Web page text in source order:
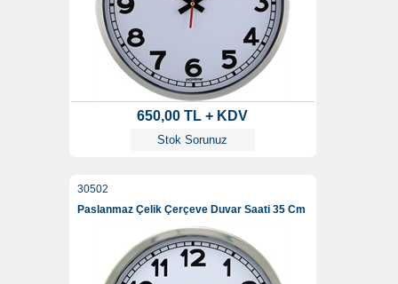
650,00 TL + KDV
Stok Sorunuz
30502
Paslanmaz Çelik Çerçeve Duvar Saati 35 Cm